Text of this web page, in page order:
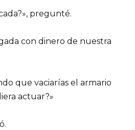
pregunté.
con dinero de nuestra
que vaciarías el armario
actuar?»